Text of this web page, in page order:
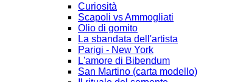
Curiosità
Scapoli vs Ammogliati
Olio di gomito
La sbandata dell'artista
Parigi - New York
L'amore di Bibendum
San Martino (carta modello)